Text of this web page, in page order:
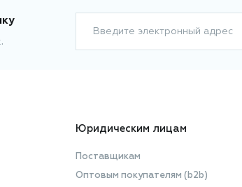
Введите электронный адрес
Юридическим лицам
Поставщикам
Оптовым покупателям (b2b)